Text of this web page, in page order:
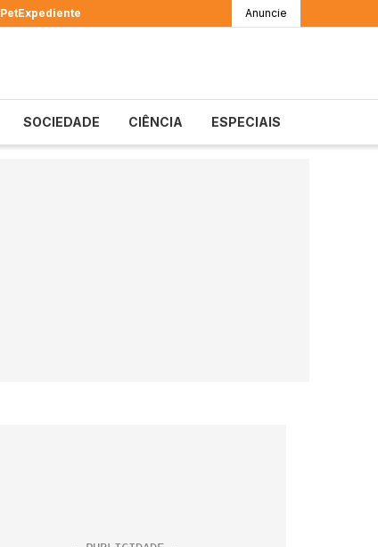
PetExpediente Anuncie
SOCIEDADE CIÊNCIA ESPECIAIS